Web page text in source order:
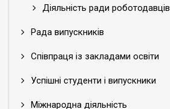
Діяльність ради роботодавців
Рада випускників
Співпраця із закладами освіти
Успішні студенти і випускники
Міжнародна діяльність